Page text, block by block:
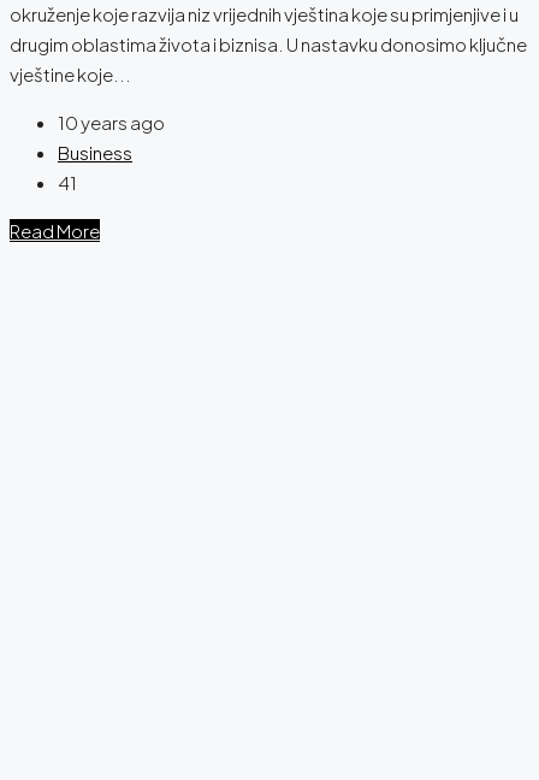
okruženje koje razvija niz vrijednih vještina koje su primjenjive i u
drugim oblastima života i biznisa. U nastavku donosimo ključne
vještine koje...
10 years ago
Business
41
Read More